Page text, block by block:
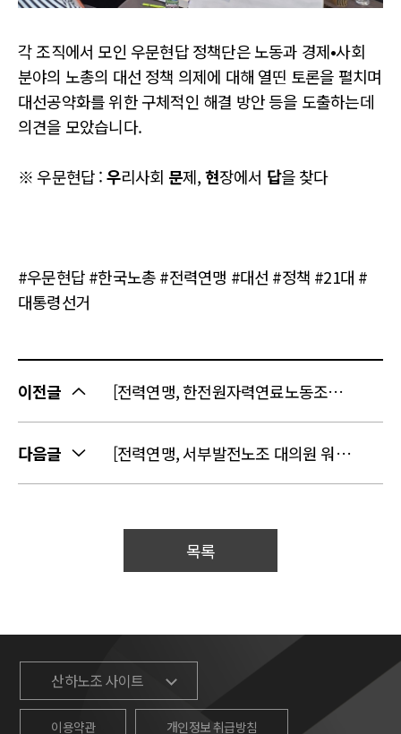
각 조직에서 모인 우문현답 정책단은 노동과 경제•사회
분야의 노총의 대선 정책 의제에 대해 열띤 토론을 펼치며
대선공약화를 위한 구체적인 해결 방안 등을 도출하는데
의견을 모았습니다.
※ 우문현답 :우리사회 문제,현장에서 답을 찾다
#우문현답 #한국노총 #전력연맹 #대선 #정책 #21대 #
대통령선거
이전글 [전력연맹, 한전원자력연료노동조합 제36주년 창립기념식 참석]
다음글 ​​​​​​​[전력연맹, 서부발전노조 대의원 워크샵 특강]
목록
산하노조 사이트
이용약관 개인정보 취급방침